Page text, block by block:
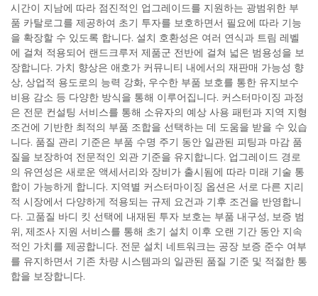
시간이 지남에 따라 점진적인 업그레이드를 지원하는 광범위한 부
품 카탈로그를 제공하여 초기 투자를 보호하면서 필요에 따라 기능
을 확장할 수 있도록 합니다. 설치 호환성은 여러 연식과 트림 레벨
에 걸쳐 적용되어 랜드크루저 제품군 전반에 걸쳐 넓은 범용성을 보
장합니다. 가치 향상은 애호가 커뮤니티 내에서의 재판매 가능성 향
상, 상업적 용도로의 능력 강화, 우수한 부품 보호를 통한 유지보수
비용 감소 등 다양한 방식을 통해 이루어집니다. 커스터마이징 과정
은 전문 컨설팅 서비스를 통해 소유자의 예상 사용 패턴과 지역 지형
조건에 기반한 최적의 부품 조합을 선택하는 데 도움을 받을 수 있습
니다. 품질 관리 기준은 부품 수명 주기 동안 일관된 피팅과 마감 품
질을 보장하여 전문적인 외관 기준을 유지합니다. 업그레이드 경로
의 유연성은 새로운 액세서리와 장비가 출시됨에 따라 미래 기술 통
합이 가능하게 합니다. 지역별 커스터마이징 옵션은 서로 다른 지리
적 시장에서 다양하게 적용되는 규제 요건과 기후 조건을 반영합니
다. 고품질 바디 킷 선택에 내재된 투자 보호는 부품 내구성, 보증 범
위, 제조사 지원 서비스를 통해 초기 설치 이후 오랜 기간 동안 지속
적인 가치를 제공합니다. 전문 설치 네트워크는 공장 보증 준수 여부
를 유지하면서 기존 차량 시스템과의 일관된 품질 기준 및 적절한 통
합을 보장합니다.